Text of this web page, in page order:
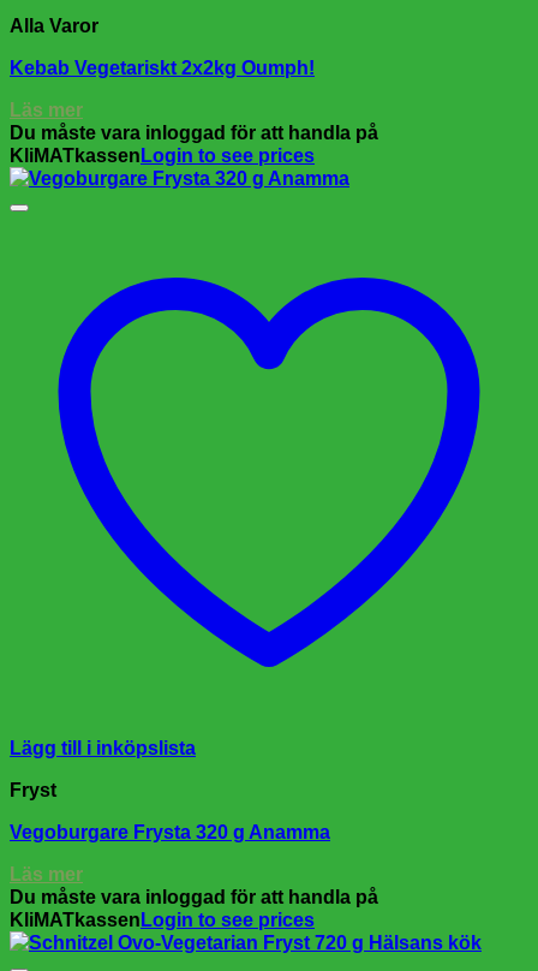
Alla Varor
Kebab Vegetariskt 2x2kg Oumph!
Läs mer
Du måste vara inloggad för att handla på
KliMATkassen Login to see prices
Lägg till i inköpslista
Fryst
Vegoburgare Frysta 320 g Anamma
Läs mer
Du måste vara inloggad för att handla på
KliMATkassen Login to see prices